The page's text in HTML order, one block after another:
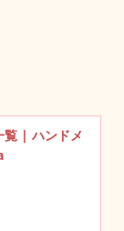
| ハンドメ